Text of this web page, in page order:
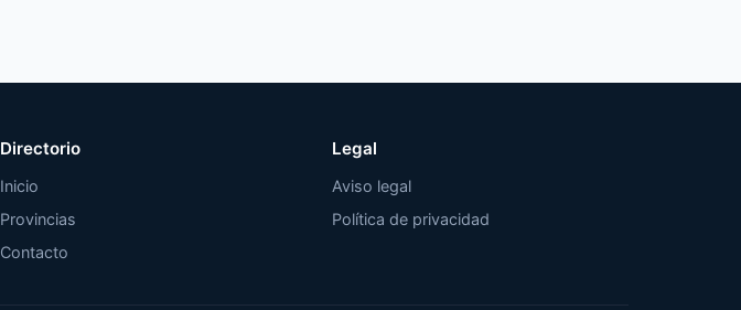
Directorio
Inicio
Provincias
Contacto
Legal
Aviso legal
Política de privacidad